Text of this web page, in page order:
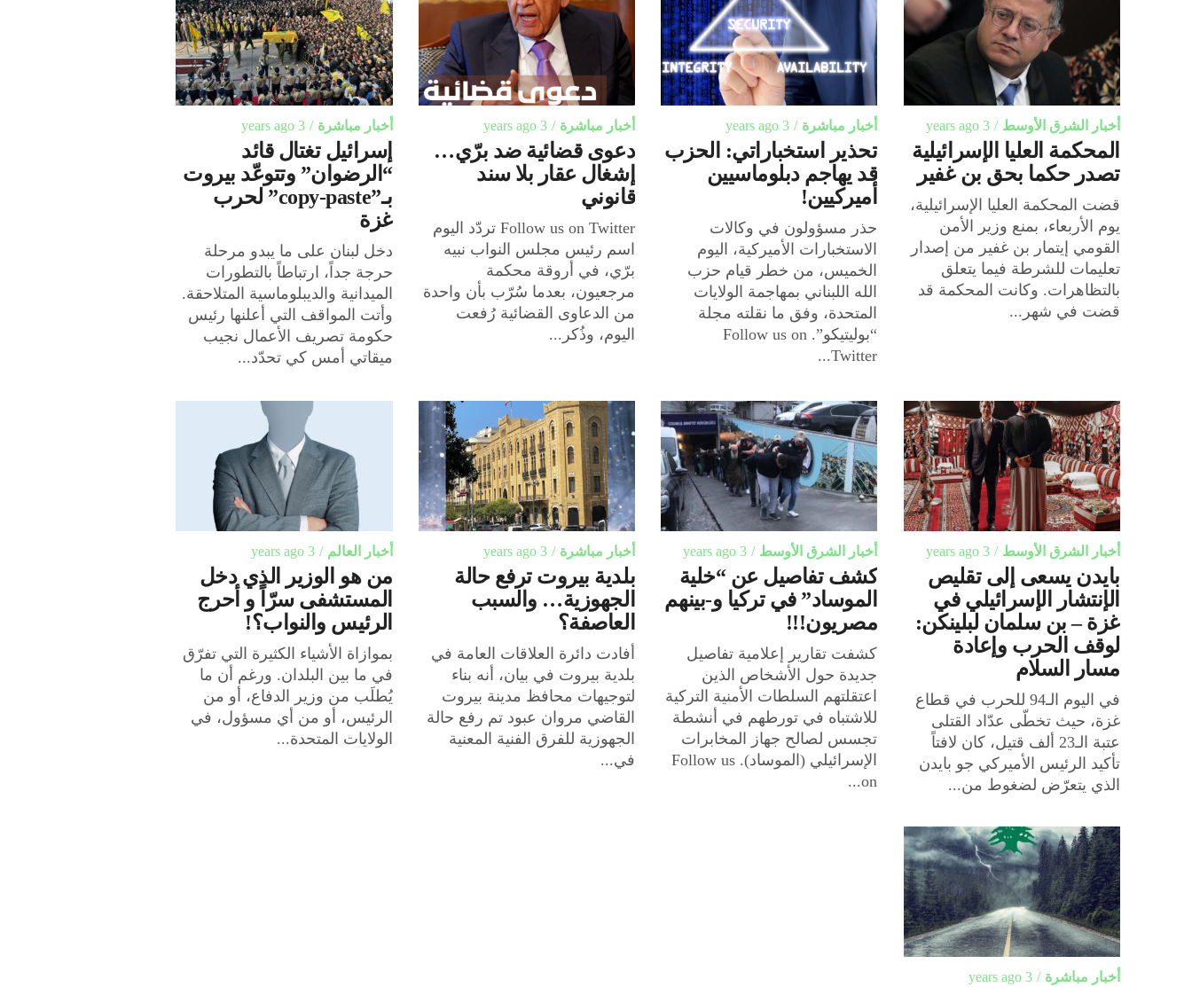
أخبار الشرق الأوسط 3 years ago
المحكمة العليا الإسرائيلية
تصدر حكما بحق بن غفير
قضت المحكمة العليا الإسرائيلية،
يوم الأربعاء، بمنع وزير الأمن
القومي إيتمار بن غفير من إصدار
تعليمات للشرطة فيما يتعلق
بالتظاهرات. وكانت المحكمة قد
قضت في شهر...
أخبار مباشرة 3 years ago
تحذير استخباراتي: الحزب
قد يهاجم دبلوماسيين
أميركيين!
حذر مسؤولون في وكالات
الاستخبارات الأميركية، اليوم
الخميس، من خطر قيام حزب
الله اللبناني بمهاجمة الولايات
المتحدة، وفق ما نقلته مجلة
“بوليتيكو”. Follow us on
Twitter...
أخبار مباشرة 3 years ago
دعوى قضائية ضد برّي…
إشغال عقار بلا سند
قانوني
Follow us on Twitter تردّد اليوم
اسم رئيس مجلس النواب نبيه
برّي، في أروقة محكمة
مرجعيون، بعدما سُرّب بأن واحدة
من الدعاوى القضائية رُفعت
اليوم، وذُكر...
أخبار مباشرة 3 years ago
إسرائيل تغتال قائد
“الرضوان” وتتوعّد بيروت
بـ”copy-paste” لحرب
غزة
دخل لبنان على ما يبدو مرحلة
حرجة جداً، ارتباطاً بالتطورات
الميدانية والديبلوماسية المتلاحقة.
وأتت المواقف التي أعلنها رئيس
حكومة تصريف الأعمال نجيب
ميقاتي أمس كي تحدّد...
أخبار الشرق الأوسط 3 years ago
بايدن يسعى إلى تقليص
الإنتشار الإسرائيلي في
غزة – بن سلمان لبلينكن:
لوقف الحرب وإعادة
مسار السلام
في اليوم الـ94 للحرب في قطاع
غزة، حيث تخطّى عدّاد القتلى
عتبة الـ23 ألف قتيل، كان لافتاً
تأكيد الرئيس الأميركي جو بايدن
الذي يتعرّض لضغوط من...
أخبار الشرق الأوسط 3 years ago
كشف تفاصيل عن “خلية
الموساد” في تركيا و-بينهم
مصريون!!!
كشفت تقارير إعلامية تفاصيل
جديدة حول الأشخاص الذين
اعتقلتهم السلطات الأمنية التركية
للاشتباه في تورطهم في أنشطة
تجسس لصالح جهاز المخابرات
الإسرائيلي (الموساد). Follow us
on...
أخبار مباشرة 3 years ago
بلدية بيروت ترفع حالة
الجهوزية… والسبب
العاصفة؟
أفادت دائرة العلاقات العامة في
بلدية بيروت في بيان، أنه بناء
لتوجيهات محافظ مدينة بيروت
القاضي مروان عبود تم رفع حالة
الجهوزية للفرق الفنية المعنية
في...
أخبار العالم 3 years ago
من هو الوزير الذي دخل
المستشفى سرّاً و أحرج
الرئيس والنواب؟!
بموازاة الأشياء الكثيرة التي تفرّق
في ما بين البلدان. ورغم أن ما
يُطلَب من وزير الدفاع، أو من
الرئيس، أو من أي مسؤول، في
الولايات المتحدة...
أخبار مباشرة 3 years ago